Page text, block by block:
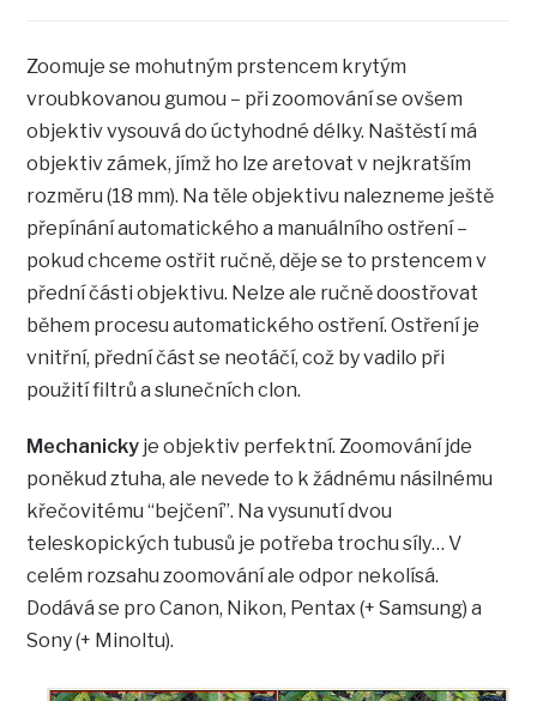
Zoomuje se mohutným prstencem krytým
vroubkovanou gumou – při zoomování se ovšem
objektiv vysouvá do úctyhodné délky. Naštěstí má
objektiv zámek, jímž ho lze aretovat v nejkratším
rozměru (18 mm). Na těle objektivu nalezneme ještě
přepínání automatického a manuálního ostření –
pokud chceme ostřit ručně, děje se to prstencem v
přední části objektivu. Nelze ale ručně doostřovat
během procesu automatického ostření. Ostření je
vnitřní, přední část se neotáčí, což by vadilo při
použití filtrů a slunečních clon.
Mechanicky je objektiv perfektní. Zoomování jde
poněkud ztuha, ale nevede to k žádnému násilnému
křečovitému “bejčení”. Na vysunutí dvou
teleskopických tubusů je potřeba trochu síly… V
celém rozsahu zoomování ale odpor nekolísá.
Dodává se pro Canon, Nikon, Pentax (+ Samsung) a
Sony (+ Minoltu).